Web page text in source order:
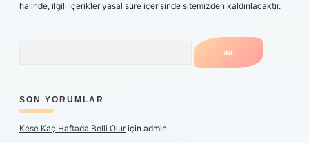
halinde, ilgili içerikler yasal süre içerisinde sitemizden kaldırılacaktır.
SON YORUMLAR
Kese Kaç Haftada Belli Oluriçin admin